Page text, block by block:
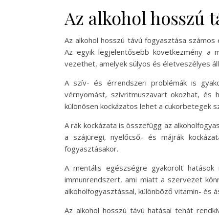
Az alkohol hosszú
Az alkohol hosszú távú fogyasztása
Az egyik legjelentősebb következmény a
vezethet, amelyek súlyos és életveszélyes
A szív- és érrendszeri problémák is
vérnyomást, szívritmuszavart okozhat, és
különösen kockázatos lehet a cukorbetegek
A rák kockázata is összefügg az
a szájüregi, nyelőcső- és májrák
fogyasztásakor.
A mentális egészségre gyakorolt
immunrendszert, ami miatt a szervezet
alkoholfogyasztással, különböző vitamin- és
Az alkohol hosszú távú hatásai tehát